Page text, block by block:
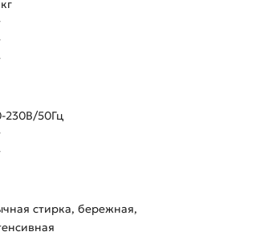
230В/50Гц
стирка, бережная,